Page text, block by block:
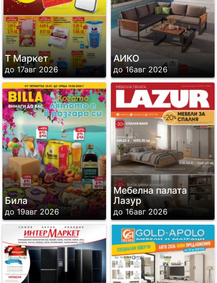
Т Маркет
до 17авг 2026
АИКО
до 16авг 2026
Била
до 19авг 2026
Мебелна палата
Лазур
до 16авг 2026